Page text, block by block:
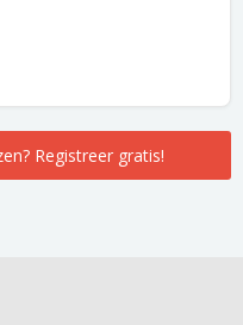
Registreer gratis!